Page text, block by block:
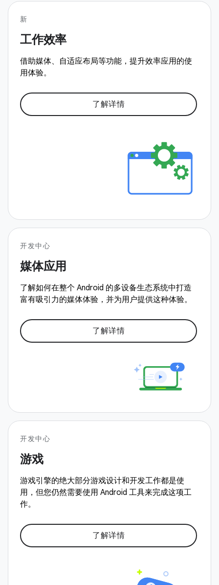
新
工作效率
借助媒体、自适应布局等功能，提升效率应用的使
用体验。
了解详情
开发中心
媒体应用
了解如何在整个 Android 的多设备生态系统中打造
富有吸引力的媒体体验，并为用户提供这种体验。
了解详情
开发中心
游戏
游戏引擎的绝大部分游戏设计和开发工作都是使
用，但您仍然需要使用 Android 工具来完成这项工
作。
了解详情